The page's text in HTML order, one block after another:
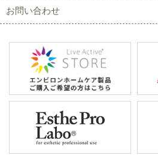
お問い合わせ